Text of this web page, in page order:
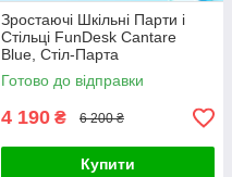
Зростаючі Шкільні Парти і
Стільці FunDesk Cantare
Blue, Стіл-Парта
Трансформер для Школярів
та Дошкільнят
Готово до відправки
4 190 ₴ 6 200 ₴
Купити